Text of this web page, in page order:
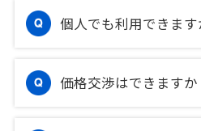
個人でも利用できます
価格交渉はできますか